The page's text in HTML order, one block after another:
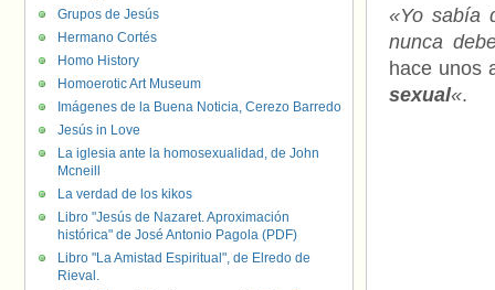
«Yo sabía
nunca
hace unos
sexual«.
Grupos de Jesús
Hermano Cortés
Homo History
Homoerotic Art Museum
Imágenes de la Buena Noticia, Cerezo Barredo
Jesús in Love
La iglesia ante la homosexualidad, de John
Mcneill
La verdad de los kikos
Libro "Jesús de Nazaret. Aproximación
histórica" de José Antonio Pagola (PDF)
Libro "La Amistad Espiritual", de Elredo de
Rieval.